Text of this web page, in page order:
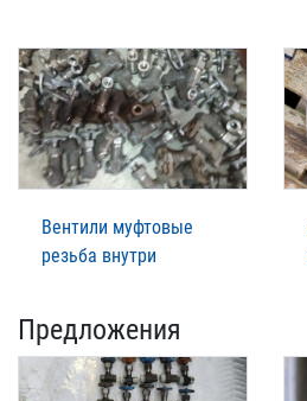
Вентили муфтовые
резьба внутри
Предложения